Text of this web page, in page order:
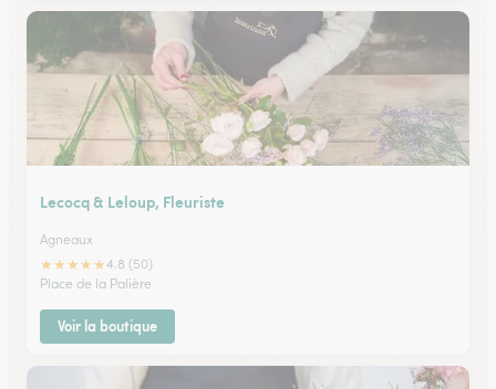
Lecocq & Leloup, Fleuriste
Agneaux
★★★★★4.8 (50)
Place de la Palière
Voir la boutique